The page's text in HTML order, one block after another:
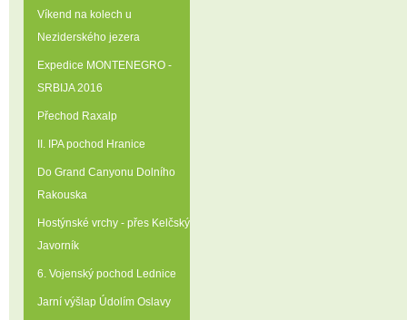
Víkend na kolech u
Neziderského jezera
Expedice MONTENEGRO -
SRBIJA 2016
Přechod Raxalp
II. IPA pochod Hranice
Do Grand Canyonu Dolního
Rakouska
Hostýnské vrchy - přes Kelčský
Javorník
6. Vojenský pochod Lednice
Jarní výšlap Údolím Oslavy